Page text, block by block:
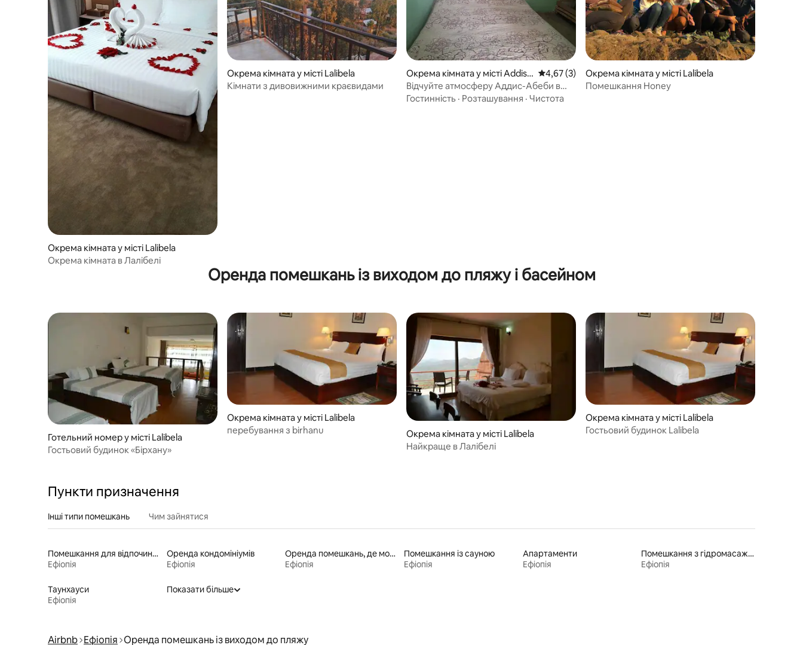
Окрема кімната у місті Lalibela
Окрема кімната в Лалібелі
Окрема кімната у місті Lalibela
Кімнати з дивовижними краєвидами
Окрема кімната у місті Addis
Ababa
Середня оцінка: 4,67 з 5, відгуки: 3
4,67 (3)
Відчуйте атмосферу Аддис-Абеби в
комфортних умовах.
Гостинність · Розташування · Чистота
Окрема кімната у місті Lalibela
Помешкання Honey
Оренда помешкань із виходом до пляжу і басейном
Готельний номер у місті Lalibela
Гостьовий будинок «Бірхану»
Окрема кімната у місті Lalibela
перебування з birhanu
Окрема кімната у місті Lalibela
Найкраще в Лалібелі
Окрема кімната у місті Lalibela
Гостьовий будинок Lalibela
Пункти призначення
Інші типи помешкань Чим зайнятися
Помешкання для відпочинку
Ефіопія
Оренда кондомініумів
Ефіопія
Оренда помешкань, де можна перебувати з домашніми тваринами
Ефіопія
Помешкання із сауною
Ефіопія
Апартаменти
Ефіопія
Помешкання з гідромасажною ванною
Ефіопія
Таунхауси
Ефіопія
Показати більше
Airbnb Ефіопія Оренда помешкань із виходом до пляжу